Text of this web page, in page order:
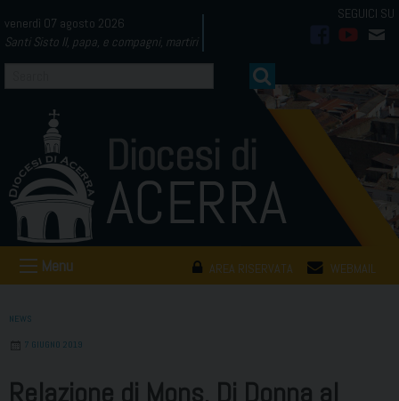
to
content
venerdì 07 agosto 2026
Santi Sisto II, papa, e compagni, martiri
AREA RISERVATA WEBMAIL
Menu
NEWS
7 GIUGNO 2019
Relazione di Mons. Di Donna al